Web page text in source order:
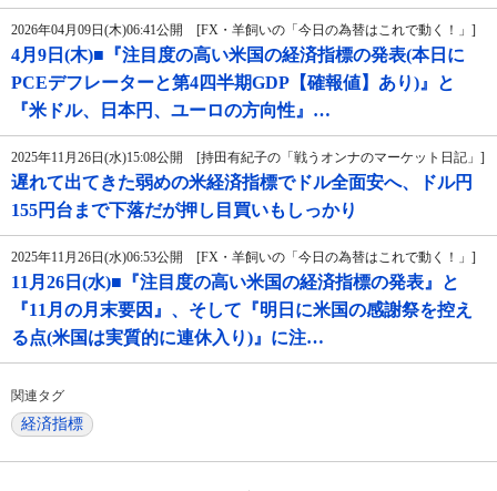
2026年04月09日(木)06:41公開 [FX・羊飼いの「今日の為替はこれで動く！」]
4月9日(木)■『注目度の高い米国の経済指標の発表(本日に
PCEデフレーターと第4四半期GDP【確報値】あり)』と
『米ドル、日本円、ユーロの方向性』…
2025年11月26日(水)15:08公開 [持田有紀子の「戦うオンナのマーケット日記」]
遅れて出てきた弱めの米経済指標でドル全面安へ、ドル円
155円台まで下落だが押し目買いもしっかり
2025年11月26日(水)06:53公開 [FX・羊飼いの「今日の為替はこれで動く！」]
11月26日(水)■『注目度の高い米国の経済指標の発表』と
『11月の月末要因』、そして『明日に米国の感謝祭を控え
る点(米国は実質的に連休入り)』に注…
関連タグ
経済指標